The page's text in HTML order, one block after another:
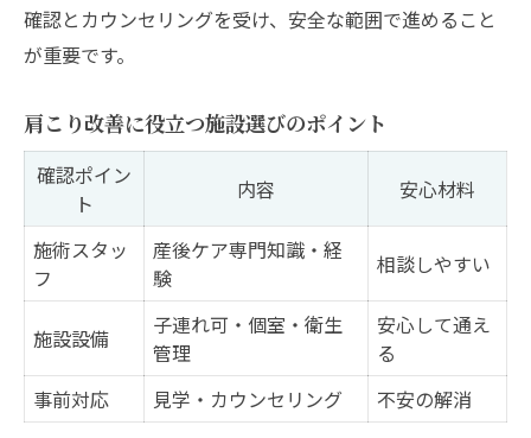
確認とカウンセリングを受け、安全な範囲で進めること
が重要です。
肩こり改善に役立つ施設選びのポイント
確認ポイン
ト
内容 安心材料
施術スタッ
フ
産後ケア専門知識・経
験
相談しやすい
施設設備
子連れ可・個室・衛生
管理
安心して通え
る
事前対応
見学・カウンセリング 不安の解消